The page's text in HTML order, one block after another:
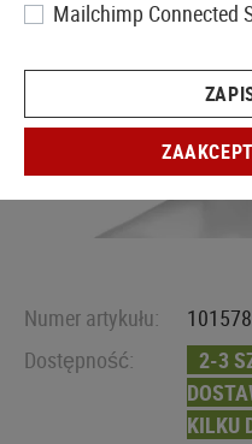
Numer artykułu:
Dostępność:
2-3
KILKU
Mailchimp Connected